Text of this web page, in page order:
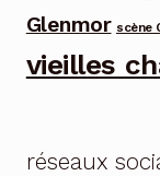
Glenmor scène
vieilles
réseaux